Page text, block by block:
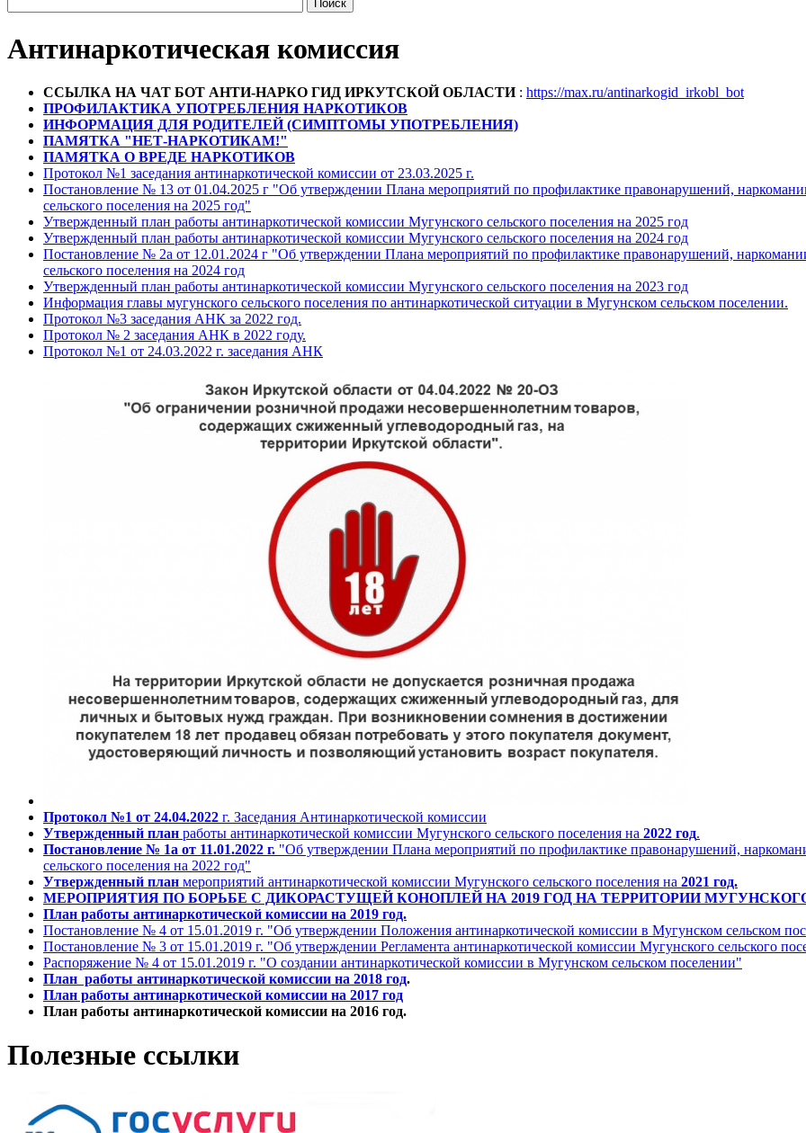
Антинаркотическая комиссия
ССЫЛКА НА ЧАТ БОТ АНТИ-НАРКО ГИД ИРКУТСКОЙ ОБЛАСТИ: https://max.ru/antinarkogid_irkobl_bot
ПРОФИЛАКТИКА УПОТРЕБЛЕНИЯ НАРКОТИКОВ
ИНФОРМАЦИЯ ДЛЯ РОДИТЕЛЕЙ (СИМПТОМЫ УПОТРЕБЛЕНИЯ)
ПАМЯТКА "НЕТ-НАРКОТИКАМ!"
ПАМЯТКА О ВРЕДЕ НАРКОТИКОВ
Протокол №1 заседания антинаркотической комиссии от 23.03.2025 г.
Постановление № 13 от 01.04.2025 г "Об утверждении Плана мероприятий по профилактике правонарушений,
сельского поселения на 2025 год"
Утвержденный план работы антинаркотической комиссии Мугунского сельского поселения на 2025 год
Утвержденный план работы антинаркотической комиссии Мугунского сельского поселения на 2024 год
Постановление № 2а от 12.01.2024 г "Об утверждении Плана мероприятий по профилактике правонарушений,
сельского поселения на 2024 год
Утвержденный план работы антинаркотической комиссии Мугунского сельского поселения на 2023 год
Информация главы мугунского сельского поселения по антинаркотической ситуации в Мугунском сельском поселении.
Протокол №3 заседания АНК за 2022 год.
Протокол № 2 заседания АНК в 2022 году.
Протокол №1 от 24.03.2022 г. заседания АНК
Протокол №1 от 24.04.2022 г. Заседания Антинаркотической комиссии
Утвержденный план работы антинаркотической комиссии Мугунского сельского поселения на 2022 год.
Постановление № 1а от 11.01.2022 г. "Об утверждении Плана мероприятий по профилактике правонарушений,
сельского поселения на 2022 год"
Утвержденный план мероприятий антинаркотической комиссии Мугунского сельского поселения на 2021 год.
МЕРОПРИЯТИЯ ПО БОРЬБЕ С ДИКОРАСТУЩЕЙ КОНОПЛЕЙ НА 2019 ГОД НА ТЕРРИТОРИИ
План работы антинаркотической комиссии на 2019 год.
Постановление № 4 от 15.01.2019 г. "Об утверждении Положения антинаркотической комиссии в Мугунском сельском
Постановление № 3 от 15.01.2019 г. "Об утверждении Регламента антинаркотической комиссии Мугунского сельского
Распоряжение № 4 от 15.01.2019 г. "О создании антинаркотической комиссии в Мугунском сельском поселении"
План работы антинаркотической комиссии на 2018 год.
План работы антинаркотической комиссии на 2017 год
План работы антинаркотической комиссии на 2016 год.
Полезные ссылки